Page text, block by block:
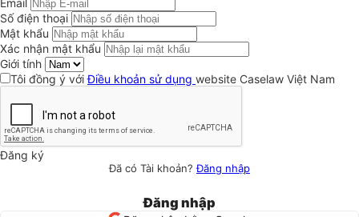
Email
Số điện thoại
Mật khẩu
Xác nhận mật khẩu
Giới tính
Tôi đồng ý vớiĐiều khoản sử dụng website Caselaw Việt Nam
Đăng ký
Đã có Tài khoản?Đăng nhập
Đăng nhập